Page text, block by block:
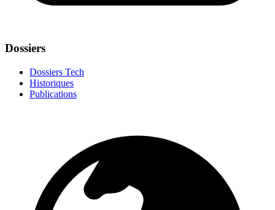
Dossiers
Dossiers Tech
Historiques
Publications